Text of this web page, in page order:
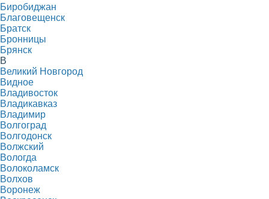
Биробиджан
Благовещенск
Братск
Бронницы
Брянск
В
Великий Новгород
Видное
Владивосток
Владикавказ
Владимир
Волгоград
Волгодонск
Волжский
Вологда
Волоколамск
Волхов
Воронеж